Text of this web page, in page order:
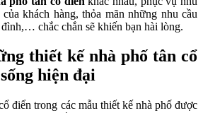
khách hàng, thỏa mãn những nhu cầu
chắc chắn sẽ khiến bạn hài lòng.
thiết kế nhà phố tân cổ
hiện đại
điển trong các mẫu thiết kế nhà phố được